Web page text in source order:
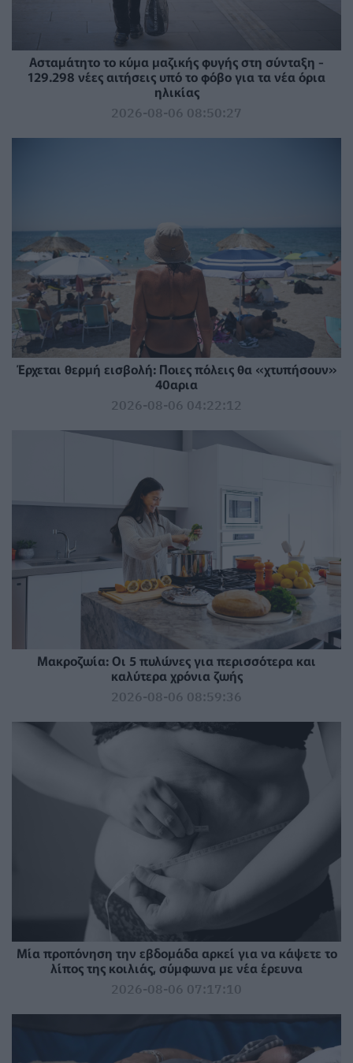
Ασταμάτητο το κύμα μαζικής φυγής στη σύνταξη -
129.298 νέες αιτήσεις υπό το φόβο για τα νέα όρια
ηλικίας
2026-08-06 08:50:27
Έρχεται θερμή εισβολή: Ποιες πόλεις θα «χτυπήσουν»
40αρια
2026-08-06 04:22:12
Mακροζωία: Οι 5 πυλώνες για περισσότερα και
καλύτερα χρόνια ζωής
2026-08-06 08:59:36
Μία προπόνηση την εβδομάδα αρκεί για να κάψετε το
λίπος της κοιλιάς, σύμφωνα με νέα έρευνα
2026-08-06 07:17:10